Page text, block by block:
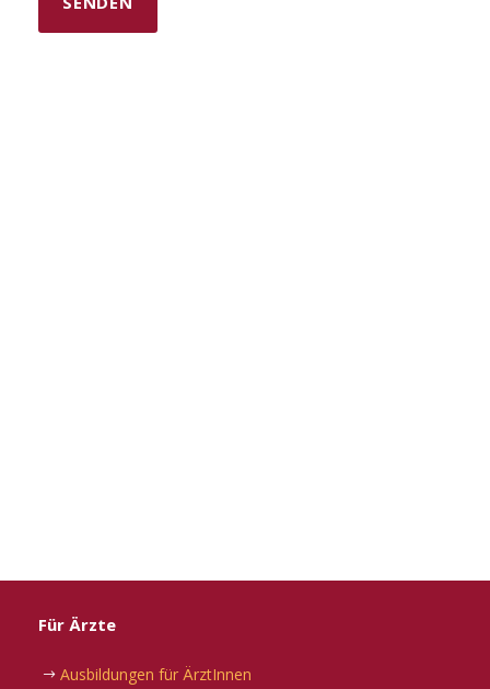
Für Ärzte
Ausbildungen für ÄrztInnen